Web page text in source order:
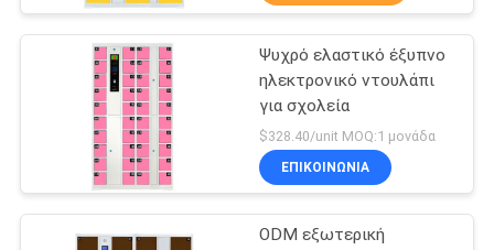
PRIVACY
POLICYΜεταλλικό
ντουλάπι συρτάρων
28
Ψυχρό ελαστικό έξυπνο
ηλεκτρονικό ντουλάπι
για σχολεία
$328.40/unit MOQ:1 μονάδα
ΕΠΙΚΟΙΝΩΝΊΑ
ODM εξωτερική